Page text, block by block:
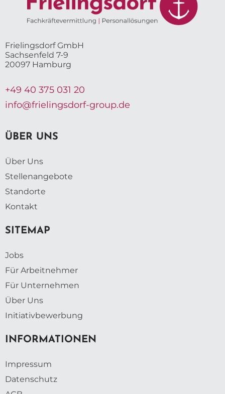
Frielingsdorf GmbH
Sachsenfeld 7-9
20097 Hamburg
+49 40 375 031 20
info@frielingsdorf-group.de
ÜBER UNS
Über Uns
Stellenangebote
Standorte
Kontakt
SITEMAP
Jobs
Für Arbeitnehmer
Für Unternehmen
Über Uns
Initiativbewerbung
INFORMATIONEN
Impressum
Datenschutz